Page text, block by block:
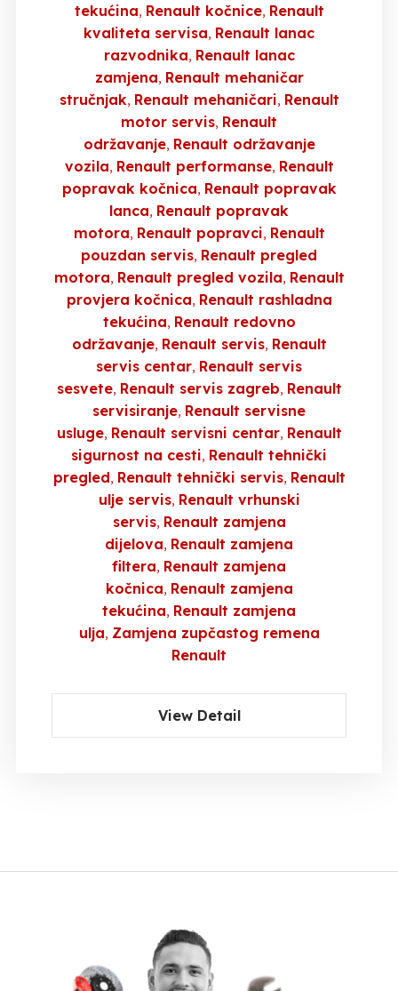
tekućina Renault kočnice Renault
kvaliteta servisa Renault lanac
razvodnika Renault lanac
zamjena Renault mehaničar
stručnjak Renault mehaničari Renault
motor servis Renault
održavanje Renault održavanje
vozila Renault performanse Renault
popravak kočnica Renault popravak
lanca Renault popravak
motora Renault popravci Renault
pouzdan servis Renault pregled
motora Renault pregled vozila Renault
provjera kočnica Renault rashladna
tekućina Renault redovno
održavanje Renault servis Renault
servis centar Renault servis
sesvete Renault servis zagreb Renault
servisiranje Renault servisne
usluge Renault servisni centar Renault
sigurnost na cesti Renault tehnički
pregled Renault tehnički servis Renault
ulje servis Renault vrhunski
servis Renault zamjena
dijelova Renault zamjena
filtera Renault zamjena
kočnica Renault zamjena
tekućina Renault zamjena
ulja Zamjena zupčastog remena
Renault
View Detail